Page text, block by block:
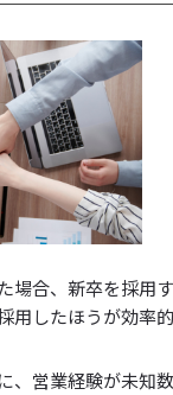
場合、新卒を採用
用したほうが効率的
、営業経験が未知